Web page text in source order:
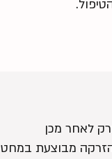
ורק לאחר מכן
מבוצעת במחט